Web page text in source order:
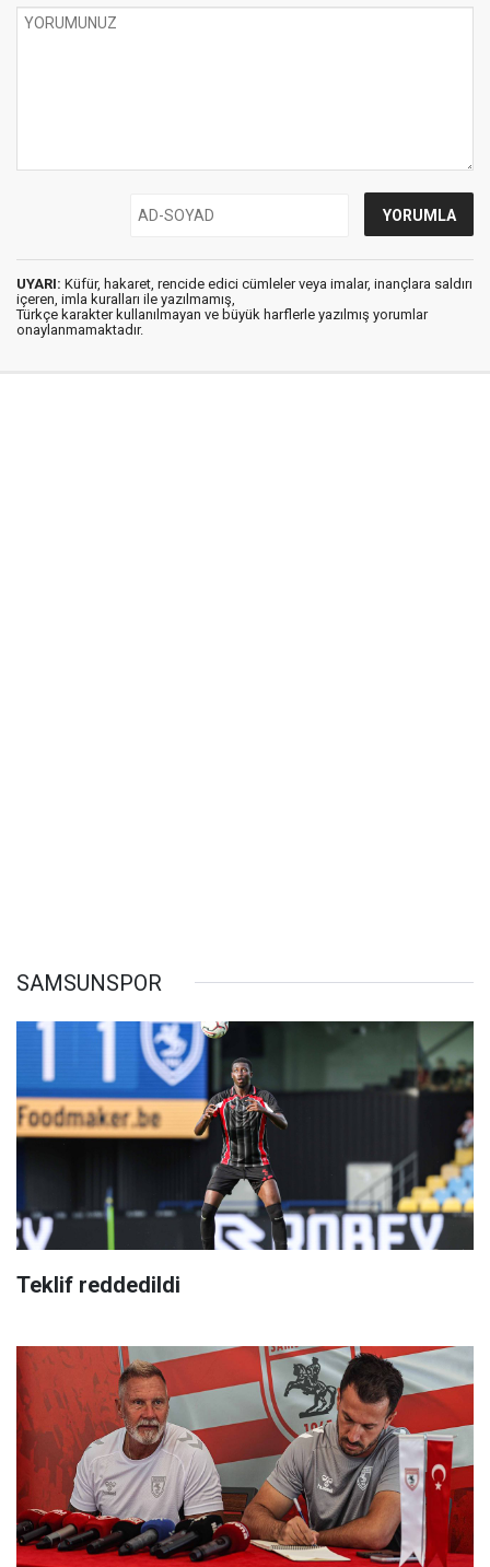
UYARI: Küfür, hakaret, rencide edici cümleler veya imalar, inançlara saldırı
içeren, imla kuralları ile yazılmamış,
Türkçe karakter kullanılmayan ve büyük harflerle yazılmış yorumlar
onaylanmamaktadır.
SAMSUNSPOR
Teklif reddedildi